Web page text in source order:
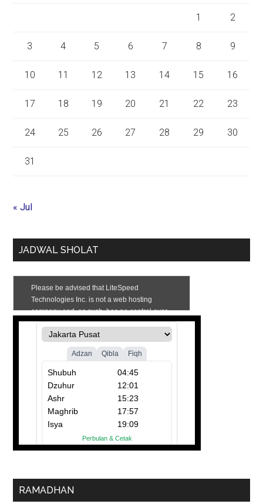
1 2
3 4 5 6 7 8 9
10 11 12 13 14 15 16
17 18 19 20 21 22 23
24 25 26 27 28 29 30
31
« Jul
JADWAL SHOLAT
RAMADHAN